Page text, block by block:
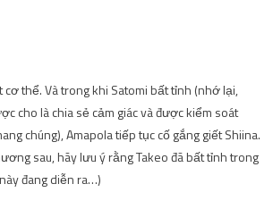
cơ thể. Và trong khi Satomi bất tỉnh (nhớ lại,
cho là chia sẻ cảm giác và được kiểm soát
chúng), Amapola tiếp tục cố gắng giết Shiina.
sau, hãy lưu ý rằng Takeo đã bất tỉnh trong
đang diễn ra…)